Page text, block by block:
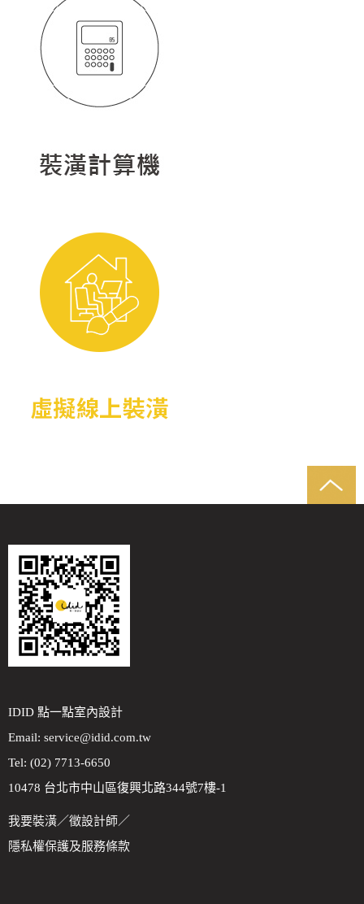
IDID 點一點室內設計
Email: service@idid.com.tw
Tel: (02) 7713-6650
10478 台北市中山區復興北路344號7樓-1
我要裝潢／徵設計師／
隱私權保護及服務條款